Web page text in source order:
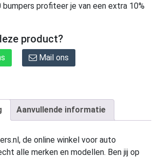
bumpers profiteer je van een extra 10%
product?
Mail ons
Aanvullende informatie
de online winkel voor auto
alle merken en modellen. Ben jij op